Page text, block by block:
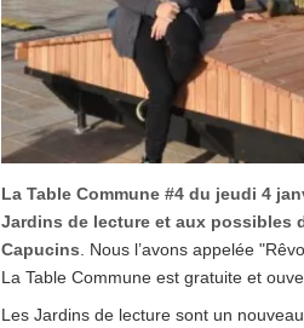
La Table Commune #4 du jeudi 4
Jardins de lecture et aux possibles
Capucins. Nous l’avons appelée
La Table Commune est gratuite et
Les Jardins de lecture sont un